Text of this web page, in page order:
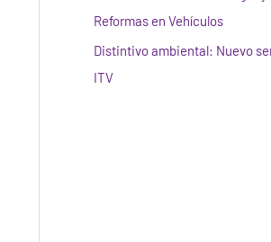
Reformas en Vehículos
Distintivo ambiental: Nuevo
ITV